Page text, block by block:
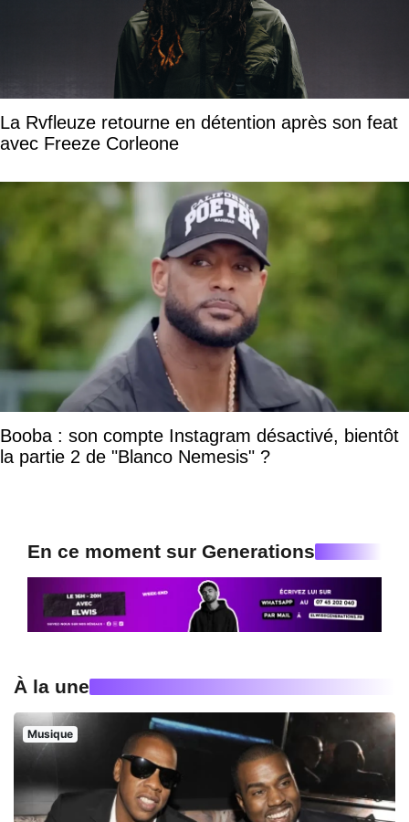
La Rvfleuze retourne en détention après son feat
avec Freeze Corleone
Booba : son compte Instagram désactivé, bientôt
la partie 2 de "Blanco Nemesis" ?
En ce moment sur Generations
À la une
Musique